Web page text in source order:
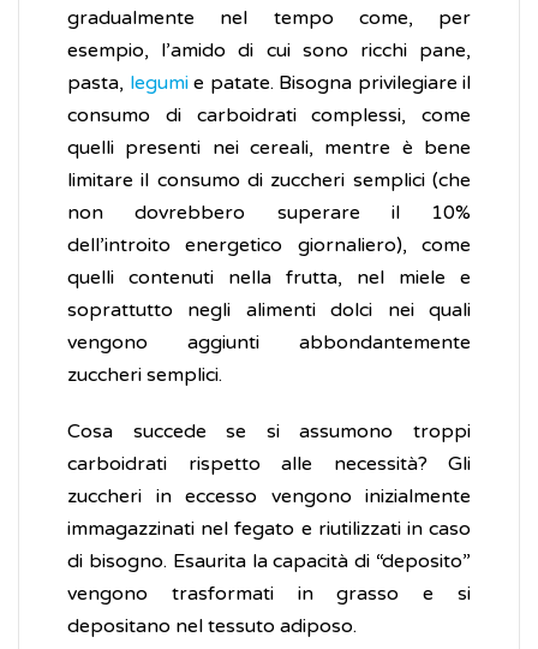
gradualmente nel tempo come, per
esempio, l’amido di cui sono ricchi pane,
pasta, legumie patate. Bisogna privilegiare il
consumo di carboidrati complessi, come
quelli presenti nei cereali, mentre è bene
limitare il consumo di zuccheri semplici (che
non dovrebbero superare il 10%
dell’introito energetico giornaliero), come
quelli contenuti nella frutta, nel miele e
soprattutto negli alimenti dolci nei quali
vengono aggiunti abbondantemente
zuccheri semplici.
Cosa succede se si assumono troppi
carboidrati rispetto alle necessità? Gli
zuccheri in eccesso vengono inizialmente
immagazzinati nel fegato e riutilizzati in caso
di bisogno. Esaurita la capacità di “deposito”
vengono trasformati in grasso e si
depositano nel tessuto adiposo.